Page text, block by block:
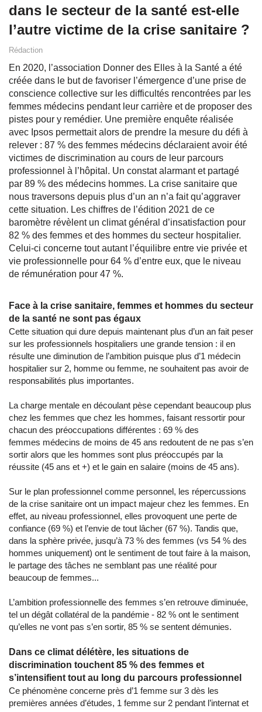
dans le secteur de la santé est-elle
l’autre victime de la crise sanitaire ?
Rédaction
En 2020, l’association Donner des Elles à la Santé a été
créée dans le but de favoriser l’émergence d’une prise de
conscience collective sur les difficultés rencontrées par les
femmes médecins pendant leur carrière et de proposer des
pistes pour y remédier. Une première enquête réalisée
avec Ipsos permettait alors de prendre la mesure du défi à
relever : 87 % des femmes médecins déclaraient avoir été
victimes de discrimination au cours de leur parcours
professionnel à l’hôpital. Un constat alarmant et partagé
par 89 % des médecins hommes. La crise sanitaire que
nous traversons depuis plus d’un an n’a fait qu’aggraver
cette situation. Les chiffres de l’édition 2021 de ce
baromètre révèlent un climat général d’insatisfaction pour
82 % des femmes et des hommes du secteur hospitalier.
Celui-ci concerne tout autant l’équilibre entre vie privée et
vie professionnelle pour 64 % d’entre eux, que le niveau
de rémunération pour 47 %.
Face à la crise sanitaire, femmes et hommes du secteur
de la santé ne sont pas égaux
Cette situation qui dure depuis maintenant plus d’un an fait peser
sur les professionnels hospitaliers une grande tension : il en
résulte une diminution de l’ambition puisque plus d’1 médecin
hospitalier sur 2, homme ou femme, ne souhaitent pas avoir de
responsabilités plus importantes.
La charge mentale en découlant pèse cependant beaucoup plus
chez les femmes que chez les hommes, faisant ressortir pour
chacun des préoccupations différentes : 69 % des
femmes médecins de moins de 45 ans redoutent de ne pas s’en
sortir alors que les hommes sont plus préoccupés par la
réussite (45 ans et +) et le gain en salaire (moins de 45 ans).
Sur le plan professionnel comme personnel, les répercussions
de la crise sanitaire ont un impact majeur chez les femmes. En
effet, au niveau professionnel, elles provoquent une perte de
confiance (69 %) et l’envie de tout lâcher (67 %). Tandis que,
dans la sphère privée, jusqu’à 73 % des femmes (vs 54 % des
hommes uniquement) ont le sentiment de tout faire à la maison,
le partage des tâches ne semblant pas une réalité pour
beaucoup de femmes...
L’ambition professionnelle des femmes s’en retrouve diminuée,
tel un dégât collatéral de la pandémie - 82 % ont le sentiment
qu’elles ne vont pas s’en sortir, 85 % se sentent démunies.
Dans ce climat délétère, les situations de
discrimination touchent 85 % des femmes et
s’intensifient tout au long du parcours professionnel
Ce phénomène concerne près d’1 femme sur 3 dès les
premières années d’études, 1 femme sur 2 pendant l’internat et